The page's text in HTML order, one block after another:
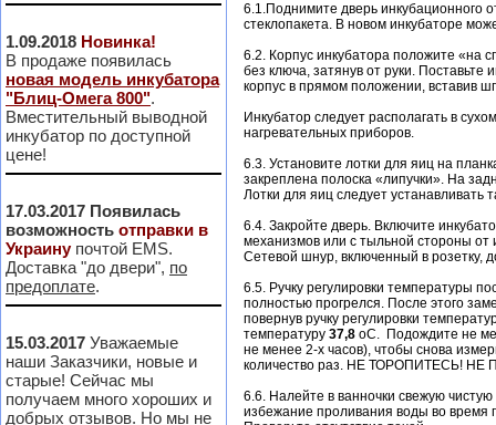
1.09.2018 Новинка!
В продаже появилась
новая модель инкубатора
"Блиц-Омега 800".
Вместительный выводной
инкубатор по доступной
цене!
17.03.2017 Появилась
возможность отправки в
Украинупочтой EMS.
Доставка "до двери", по
предоплате.
15.03.2017 Уважаемые
наши Заказчики, новые и
старые! Сейчас мы
получаем много хороших и
добрых отзывов. Но мы не
6.1.Поднимите дверь инкубационного
стеклопакета. В новом инкубаторе
6.2. Корпус инкубатора положите «на
без ключа, затянув от руки.
корпус в прямом положении, вставив
Инкубатор следует располагать в
нагревательных приборов.
6.3. Установите лотки для яиц на
закреплена полоска «липучки». На
Лотки для яиц следует устанавливать
6.4. Закройте дверь. Включите
механизмов или с тыльной стороны от
Сетевой шнур, включенный в розетку,
6.5. Ручку регулировки температуры
полностью прогрелся. После этого
повернув ручку регулировки
температуру 37,8 оС. Подождите не
не менее 2-х часов), чтобы снова
количество раз. НЕ ТОРОПИТЕСЬ!
6.6. Налейте в ванночки свежую
избежание проливания воды во время